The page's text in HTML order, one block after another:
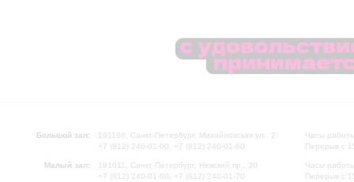
Большой зал:
191186, Санкт-Петербург, Михайловская ул., 2
+7 (812) 240-01-00, +7 (812) 240-01-80
Малый зал:
191011, Санкт-Петербург, Невский пр., 30
+7 (812) 240-01-00, +7 (812) 240-01-70
Часы
Перерыв с
Часы
Перерыв с